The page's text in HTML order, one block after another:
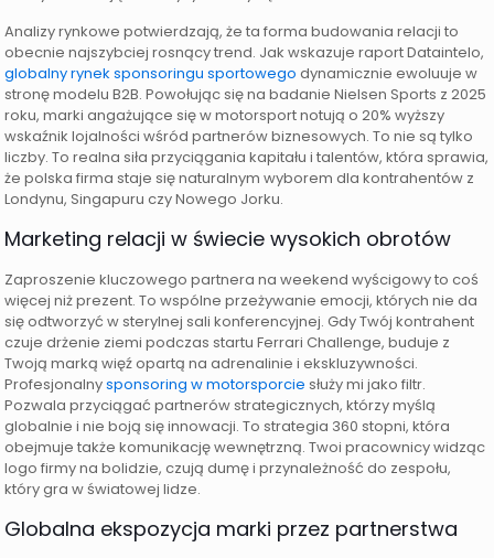
Analizy rynkowe potwierdzają, że ta forma budowania relacji to
obecnie najszybciej rosnący trend. Jak wskazuje raport Dataintelo,
globalny rynek sponsoringu sportowego dynamicznie ewoluuje w
stronę modelu B2B. Powołując się na badanie Nielsen Sports z 2025
roku, marki angażujące się w motorsport notują o 20% wyższy
wskaźnik lojalności wśród partnerów biznesowych. To nie są tylko
liczby. To realna siła przyciągania kapitału i talentów, która sprawia,
że polska firma staje się naturalnym wyborem dla kontrahentów z
Londynu, Singapuru czy Nowego Jorku.
Marketing relacji w świecie wysokich obrotów
Zaproszenie kluczowego partnera na weekend wyścigowy to coś
więcej niż prezent. To wspólne przeżywanie emocji, których nie da
się odtworzyć w sterylnej sali konferencyjnej. Gdy Twój kontrahent
czuje drżenie ziemi podczas startu Ferrari Challenge, buduje z
Twoją marką więź opartą na adrenalinie i ekskluzywności.
Profesjonalnysponsoring w motorsporcie służy mi jako filtr.
Pozwala przyciągać partnerów strategicznych, którzy myślą
globalnie i nie boją się innowacji. To strategia 360 stopni, która
obejmuje także komunikację wewnętrzną. Twoi pracownicy widząc
logo firmy na bolidzie, czują dumę i przynależność do zespołu,
który gra w światowej lidze.
Globalna ekspozycja marki przez partnerstwa